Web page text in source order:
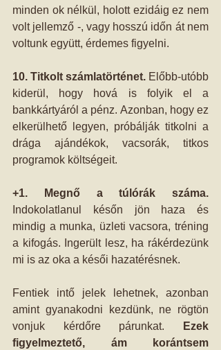
minden ok nélkül, holott ezidáig ez nem
volt jellemző -, vagy hosszú időn át nem
voltunk együtt, érdemes figyelni.
10. Titkolt számlatörténet. Előbb-utóbb
kiderül, hogy hová is folyik el a
bankkártyáról a pénz. Azonban, hogy ez
elkerülhető legyen, próbálják titkolni a
drága ajándékok, vacsorák, titkos
programok költségeit.
+1. Megnő a túlórák száma.
Indokolatlanul későn jön haza és
mindig a munka, üzleti vacsora, tréning
a kifogás. Ingerült lesz, ha rákérdezünk
mi is az oka a késői hazatérésnek.
Fentiek intő jelek lehetnek, azonban
amint gyanakodni kezdünk, ne rögtön
vonjuk kérdőre párunkat.
Ezek
figyelmeztető, ám korántsem